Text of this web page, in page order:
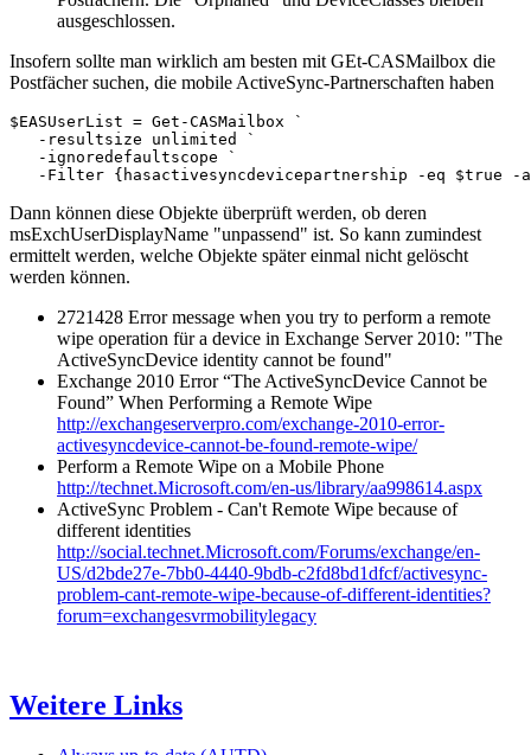
ausgeschlossen.
Insofern sollte man wirklich am besten mit GEt-CASMailbox die
Postfächer suchen, die mobile ActiveSync-Partnerschaften haben
$EASUserList = Get-CASMailbox `
-resultsize unlimited `
-ignoredefaultscope `
-Filter {hasactivesyncdevicepartnership -eq $true -
Dann können diese Objekte überprüft werden, ob deren
msExchUserDisplayName "unpassend" ist. So kann zumindest
ermittelt werden, welche Objekte später einmal nicht gelöscht
werden können.
2721428 Error message when you try to perform a remote
wipe operation für a device in Exchange Server 2010: "The
ActiveSyncDevice identity cannot be found"
Exchange 2010 Error “The ActiveSyncDevice Cannot be
Found” When Performing a Remote Wipe
http://exchangeserverpro.com/exchange-2010-error-
activesyncdevice-cannot-be-found-remote-wipe/
Perform a Remote Wipe on a Mobile Phone
http://technet.Microsoft.com/en-us/library/aa998614.aspx
ActiveSync Problem - Can't Remote Wipe because of
different identities
http://social.technet.Microsoft.com/Forums/exchange/en-
US/d2bde27e-7bb0-4440-9bdb-c2fd8bd1dfcf/activesync-
problem-cant-remote-wipe-because-of-different-identities?
forum=exchangesvrmobilitylegacy
Weitere Links